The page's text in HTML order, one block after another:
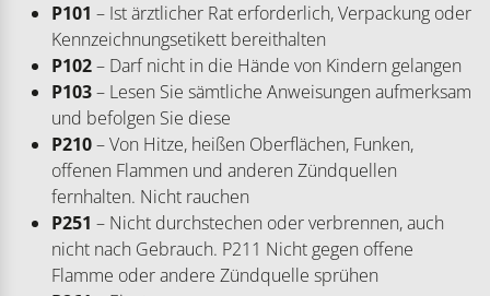
P101 – Ist ärztlicher Rat erforderlich, Verpackung oder
Kennzeichnungsetikett bereithalten
P102– Darf nicht in die Hände von Kindern gelangen
P103– Lesen Sie sämtliche Anweisungen aufmerksam
und befolgen Sie diese
P210– Von Hitze, heißen Oberflächen, Funken,
offenen Flammen und anderen Zündquellen
fernhalten. Nicht rauchen
P251 – Nicht durchstechen oder verbrennen, auch
nicht nach Gebrauch. P211 Nicht gegen offene
Flamme oder andere Zündquelle sprühen